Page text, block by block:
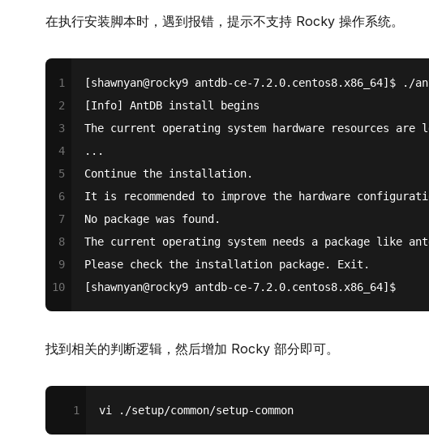
在执行安装脚本时，遇到报错，提示不支持 Rocky 操作系统。
1
2
3
4
5
6
7
8
9
10
[shawnyan@rocky9 antdb-ce-7.2.0.centos8.x86_64]$
[Info] AntDB install begins
The current operating system hardware resources are
...
Continue the installation.
It is recommended to improve the hardware
No package was found.
The current operating system needs a package like
Please check the installation package. Exit.
[shawnyan@rocky9 antdb-ce-7.2.0.centos8.x86_64]$
找到相关的判断逻辑，然后增加 Rocky 部分即可。
1 vi ./setup/common/setup-common